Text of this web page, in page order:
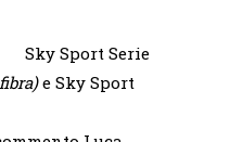
Sky Sport Serie
e Sky Sport